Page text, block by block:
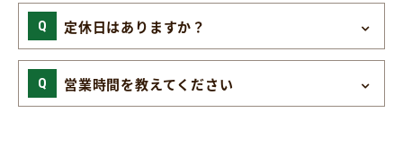
定休日はありますか？
営業時間を教えてください